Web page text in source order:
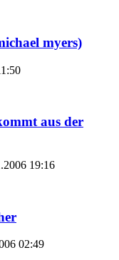
myers)
aus der
19:16
02:49